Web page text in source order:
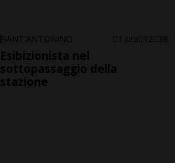
SANT'ANTONINO 1 ora 12 38
Esibizionista nel
sottopassaggio della
stazione